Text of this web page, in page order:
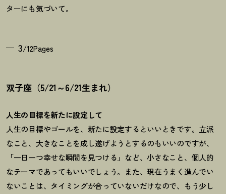
ターにも気づいて。
3/12Pages
双子座（5/21～6/21生まれ）
人生の目標を新たに設定して
人生の目標やゴールを、新たに設定するといいときです。立派
なこと、大きなことを成し遂げようとするのもいいのですが、
「一日一つ幸せな瞬間を見つける」など、小さなこと、個人的
なテーマであってもいいでしょう。また、現在うまく進んでい
ないことは、タイミングが合っていないだけなので、もう少し